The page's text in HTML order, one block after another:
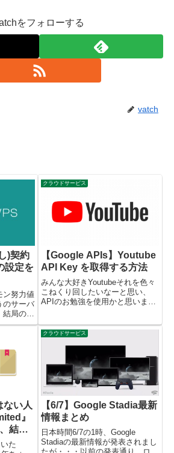
をフォローする
vatch
)契約
設定を
ン努力値
のサーバ
局のと
なさく
にし
てみ
るの...
クラウドサービス
【Google APIs】Youtube
API Key を取得する方法
みんな大好きYoutubeそれを色々
こねくり回したいなーと思い、
APIのお勉強を使用かと思いまし
とのこと。どうやら無料で作成で
きるようなので、手順をまとめて
ない人
』
結局
た
クラウドサービス
【6/7】Google Stadia最新
情報まとめ
日本時間6/7の1時、Google
Stadiaの最新情報が発表されまし